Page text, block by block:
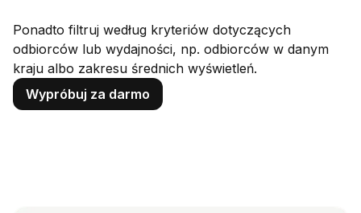
Ponadto filtruj według kryteriów dotyczących
odbiorców lub wydajności, np. odbiorców w danym
kraju albo zakresu średnich wyświetleń.
Wypróbuj za darmo